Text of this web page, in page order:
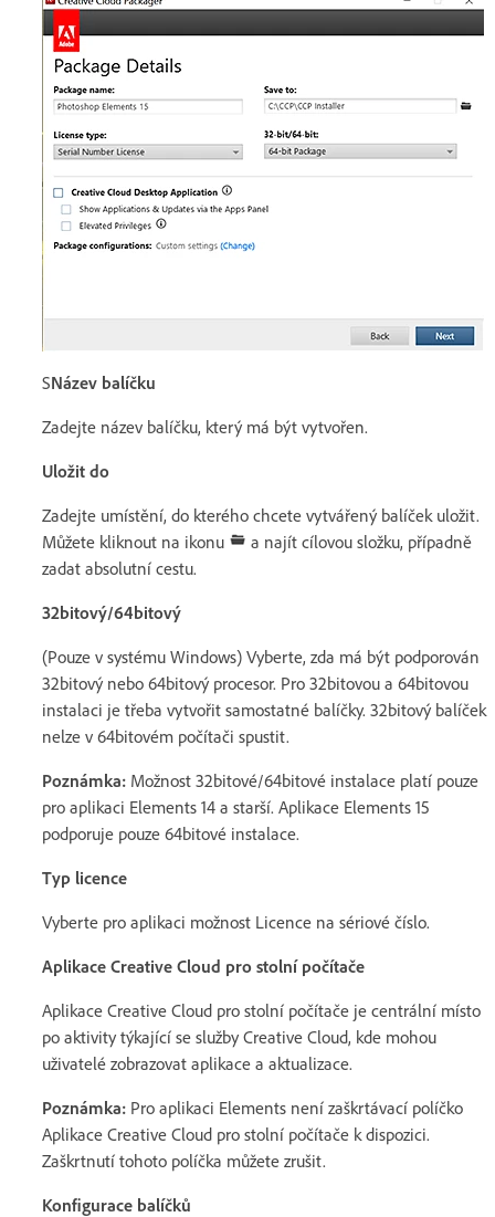
SNázev balíčku
Zadejte název balíčku, který má být vytvořen.
Uložit do
Zadejte umístění, do kterého chcete vytvářený balíček uložit.
Můžete kliknout na ikonu
a najít cílovou složku, případně
zadat absolutní cestu.
32bitový/64bitový
(Pouze v systému Windows) Vyberte, zda má být podporován
32bitový nebo 64bitový procesor. Pro 32bitovou a 64bitovou
instalaci je třeba vytvořit samostatné balíčky. 32bitový balíček
nelze v 64bitovém počítači spustit.
Poznámka: Možnost 32bitové/64bitové instalace platí pouze
pro aplikaci Elements 14 a starší. Aplikace Elements 15
podporuje pouze 64bitové instalace.
Typ licence
Vyberte pro aplikaci možnost Licence na sériové číslo.
Aplikace Creative Cloud pro stolní počítače
Aplikace Creative Cloud pro stolní počítače je centrální místo
po aktivity týkající se služby Creative Cloud, kde mohou
uživatelé zobrazovat aplikace a aktualizace.
Poznámka: Pro aplikaci Elements není zaškrtávací políčko
Aplikace Creative Cloud pro stolní počítače k dispozici.
Zaškrtnutí tohoto políčka můžete zrušit.
Konfigurace balíčků